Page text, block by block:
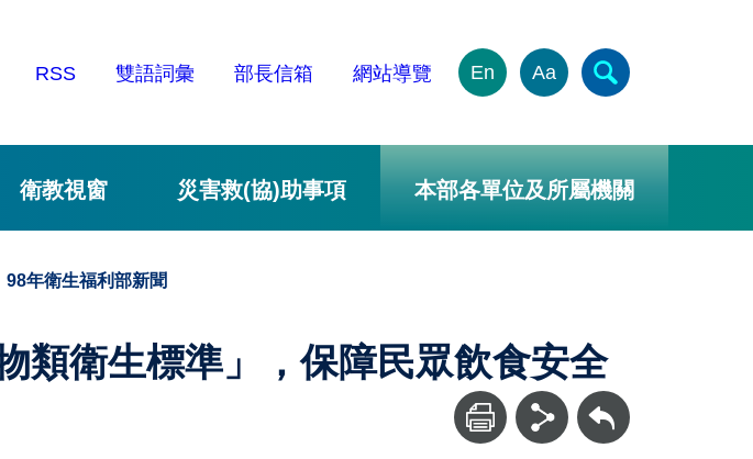
RSS 雙語詞彙 部長信箱 網站導覽 En Aa
衛教視窗 災害救(協)助事項 本部各單位及所屬機關
98年衛生福利部新聞
類衛生標準」，保障民眾飲食安全
回上一頁